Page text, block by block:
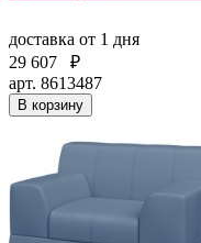
доставка от 1 дня
29 607
₽
арт. 8613487
В корзину